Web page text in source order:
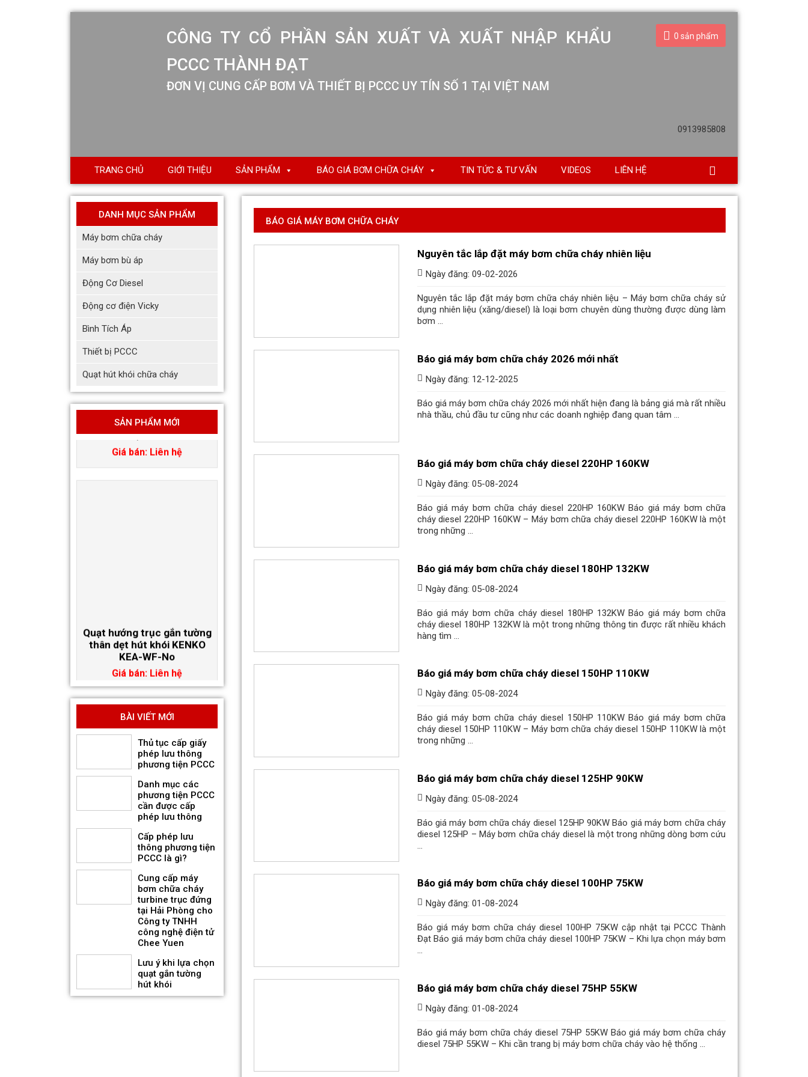
CÔNG TY CỔ PHẦN SẢN XUẤT VÀ XUẤT NHẬP KHẨU
PCCC THÀNH ĐẠT
ĐƠN VỊ CUNG CẤP BƠM VÀ THIẾT BỊ PCCC UY TÍN SỐ 1 TẠI VIỆT NAM
0 sản phẩm
0913985808
TRANG CHỦ GIỚI THIỆU SẢN PHẨM BÁO GIÁ BƠM CHỮA CHÁY TIN TỨC & TƯ VẤN VIDEOS LIÊN HỆ
DANH MỤC SẢN PHẨM
Máy bơm chữa cháy
Máy bơm bù áp
Động Cơ Diesel
Động cơ điện Vicky
Bình Tích Áp
Thiết bị PCCC
Quạt hút khói chữa cháy
SẢN PHẨM MỚI
Quạt hướng trục vuông gắn
tường hút khói KENKO KEA-
QF-No
Giá bán: Liên hệ
KEA-WF-No
Giá bán: Liên hệ
Quạt hướng trục gắn mái
hút khói KENKO KEA-RF-No
Giá bán: Liên hệ
BÀI VIẾT MỚI
Thủ tục cấp giấy
phép lưu thông
phương tiện PCCC
Danh mục các
phương tiện PCCC
cần được cấp
phép lưu thông
Cấp phép lưu
thông phương tiện
PCCC là gì?
Cung cấp máy
bơm chữa cháy
turbine trục đứng
tại Hải Phòng cho
Công ty TNHH
công nghệ điện tử
Chee Yuen
Lưu ý khi lựa chọn
quạt gắn tường
hút khói
BÁO GIÁ MÁY BƠM CHỮA CHÁY
Nguyên tắc lắp đặt máy bơm chữa cháy nhiên liệu
Ngày đăng: 09-02-2026
Nguyên tắc lắp đặt máy bơm chữa cháy nhiên liệu – Máy bơm chữa cháy sử
dụng nhiên liệu (xăng/diesel) là loại bơm chuyên dùng thường được dùng làm
bơm ...
Báo giá máy bơm chữa cháy 2026 mới nhất
Ngày đăng: 12-12-2025
Báo giá máy bơm chữa cháy 2026 mới nhất hiện đang là bảng giá mà rất nhiều
nhà thầu, chủ đầu tư cũng như các doanh nghiệp đang quan tâm ...
Báo giá máy bơm chữa cháy diesel 220HP 160KW
Ngày đăng: 05-08-2024
Báo giá máy bơm chữa cháy diesel 220HP 160KW Báo giá máy bơm chữa
cháy diesel 220HP 160KW – Máy bơm chữa cháy diesel 220HP 160KW là một
trong những ...
Báo giá máy bơm chữa cháy diesel 180HP 132KW
Ngày đăng: 05-08-2024
Báo giá máy bơm chữa cháy diesel 180HP 132KW Báo giá máy bơm chữa
cháy diesel 180HP 132KW là một trong những thông tin được rất nhiều khách
hàng tìm ...
Báo giá máy bơm chữa cháy diesel 150HP 110KW
Ngày đăng: 05-08-2024
Báo giá máy bơm chữa cháy diesel 150HP 110KW Báo giá máy bơm chữa
cháy diesel 150HP 110KW – Máy bơm chữa cháy diesel 150HP 110KW là một
trong những ...
Báo giá máy bơm chữa cháy diesel 125HP 90KW
Ngày đăng: 05-08-2024
Báo giá máy bơm chữa cháy diesel 125HP 90KW Báo giá máy bơm chữa cháy
diesel 125HP – Máy bơm chữa cháy diesel là một trong những dòng bơm cứu
...
Báo giá máy bơm chữa cháy diesel 100HP 75KW
Ngày đăng: 01-08-2024
Báo giá máy bơm chữa cháy diesel 100HP 75KW cập nhật tại PCCC Thành
Đạt Báo giá máy bơm chữa cháy diesel 100HP 75KW – Khi lựa chọn máy bơm
...
Báo giá máy bơm chữa cháy diesel 75HP 55KW
Ngày đăng: 01-08-2024
Báo giá máy bơm chữa cháy diesel 75HP 55KW Báo giá máy bơm chữa cháy
diesel 75HP 55KW – Khi cần trang bị máy bơm chữa cháy vào hệ thống ...